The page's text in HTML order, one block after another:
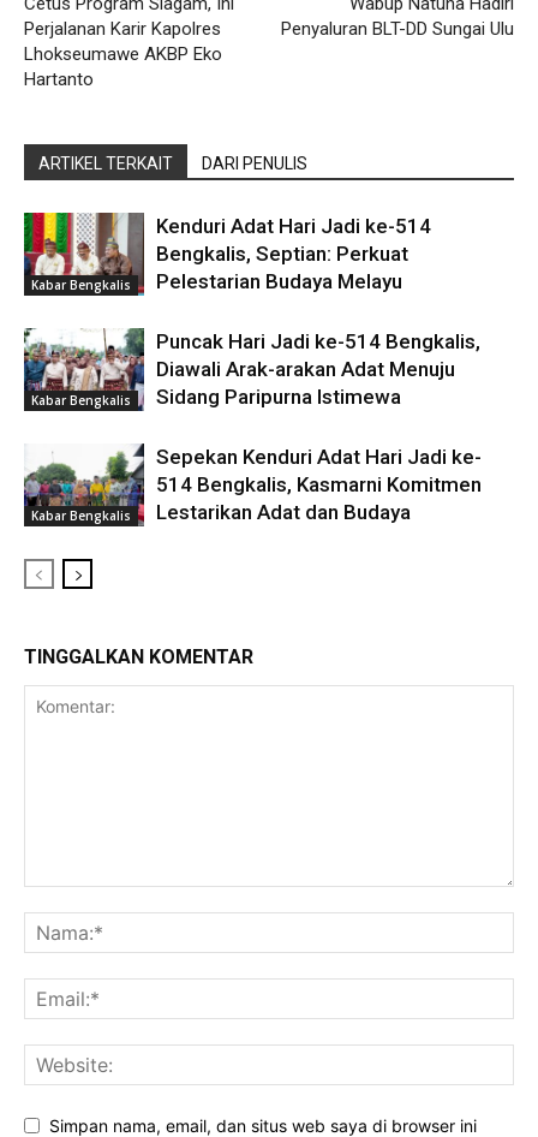
Perjalanan Karir Kapolres
Lhokseumawe AKBP Eko
Hartanto
Penyaluran BLT-DD Sungai Ulu
ARTIKEL TERKAIT DARI PENULIS
Kabar Bengkalis
Kenduri Adat Hari Jadi ke-514
Bengkalis, Septian: Perkuat
Pelestarian Budaya Melayu
Kabar Bengkalis
Puncak Hari Jadi ke-514 Bengkalis,
Diawali Arak-arakan Adat Menuju
Sidang Paripurna Istimewa
Kabar Bengkalis
Sepekan Kenduri Adat Hari Jadi ke-
514 Bengkalis, Kasmarni Komitmen
Lestarikan Adat dan Budaya
TINGGALKAN KOMENTAR
Simpan nama, email, dan situs web saya di browser ini